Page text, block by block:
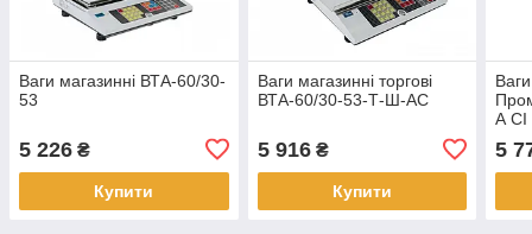
Ваги магазинні ВТА-60/30-
53
5 226 ₴
Купити
Ваги магазинні торгові
ВТА-60/30-53-Т-Ш-АС
5 916₴
Купити
А СІ
5